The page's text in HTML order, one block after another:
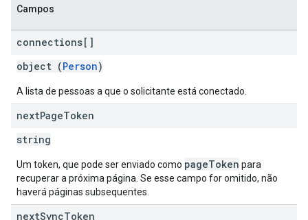
Campos
connections[]
object (Person)
A lista de pessoas a que o solicitante está conectado.
nextPageToken
string
Um token, que pode ser enviado como pageToken para
recuperar a próxima página. Se esse campo for omitido, não
haverá páginas subsequentes.
nextSyncToken